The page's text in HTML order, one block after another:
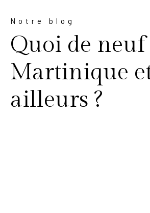
Notre blog
Quoi de neuf
Martinique
ailleurs ?